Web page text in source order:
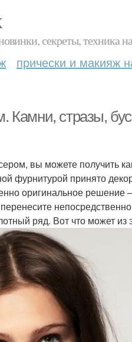
секреты, техника
прически и макияж
Камни, стразы,
вы можете получить
принято
оригинальное решение
ряд. Вот что может из